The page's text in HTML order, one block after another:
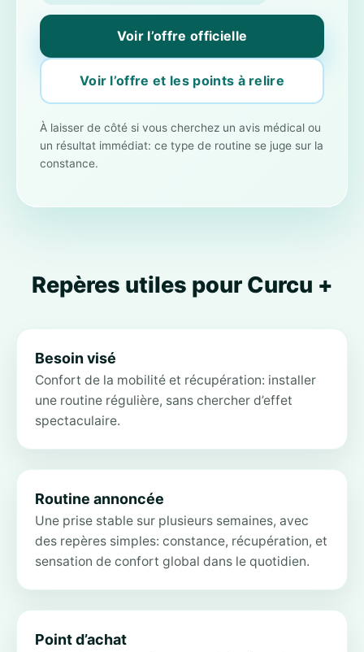
Voir l’offre officielle
Voir l’offre et les points à relire
À laisser de côté si vous cherchez un avis médical ou
un résultat immédiat: ce type de routine se juge sur la
constance.
Repères utiles pour Curcu +
Besoin visé
Confort de la mobilité et récupération: installer
une routine régulière, sans chercher d’effet
spectaculaire.
Routine annoncée
Une prise stable sur plusieurs semaines, avec
des repères simples: constance, récupération, et
sensation de confort global dans le quotidien.
Point d’achat